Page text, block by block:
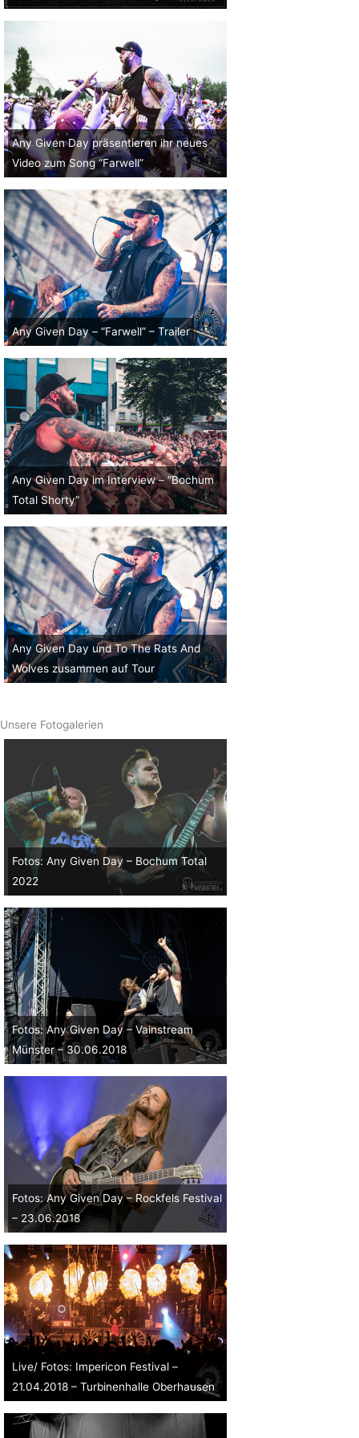
Any Given Day präsentieren ihr neues
Video zum Song “Farwell”
Any Given Day – “Farwell” – Trailer
Any Given Day im Interview – “Bochum
Total Shorty”
Any Given Day und To The Rats And
Wolves zusammen auf Tour
Unsere Fotogalerien
Fotos: Any Given Day – Bochum Total
2022
Fotos: Any Given Day – Vainstream
Münster – 30.06.2018
Fotos: Any Given Day – Rockfels Festival
– 23.06.2018
Live/ Fotos: Impericon Festival –
21.04.2018 – Turbinenhalle Oberhausen